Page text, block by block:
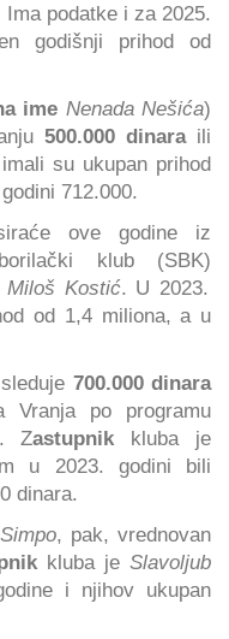
podatke i za 2025.
godišnji prihod od
ime Nenada Nešića)
500.000 dinaraili
su ukupan prihod
712.000.
ove godine iz
klub (SBK)
Miloš Kostić. U 2023.
od 1,4 miliona, a u
700.000 dinara
po programu
Zastupnik kluba je
u 2023. godini bili
dinara.
Simpo, pak, vrednovan
kluba je Slavoljub
i njihov ukupan